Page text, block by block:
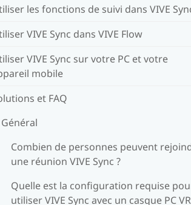
les fonctions de suivi dans VIVE
VIVE Sync dans VIVE Flow
VIVE Sync sur votre PC et votre
mobile
et FAQ
Général
Combien de personnes peuvent
une réunion VIVE Sync ?
Quelle est la configuration requise
utiliser VIVE Sync avec un casque PC